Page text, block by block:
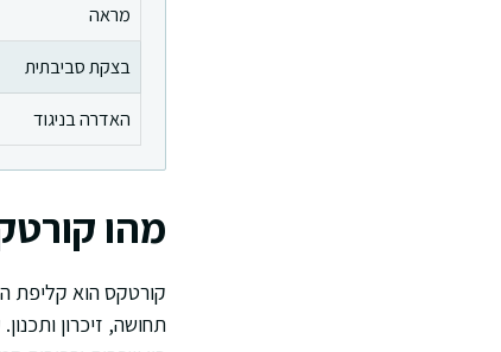
מראה
בצקת סביבתית
האדרה בניגוד
מהו
קורטקס הוא קליפת
תחושה, זיכרון